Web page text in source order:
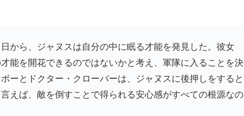
から、ジャヌスは自分の中に眠る才能を発見した。彼女
能を開花できるのではないかと考え、軍隊に入ることを決
ーとドクター・クローバーは、ジャヌスに後押しをすると
えば、敵を倒すことで得られる安心感がすべての根源なの